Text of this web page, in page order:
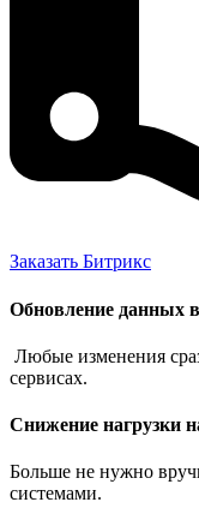
Заказать Битрикс
Обновление данных
Любые изменения
сервисах.
Снижение нагрузки
Больше не нужно
системами.